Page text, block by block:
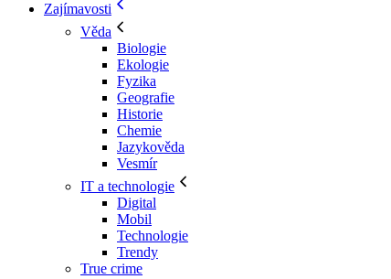
Zajímavosti
Věda
Biologie
Ekologie
Fyzika
Geografie
Historie
Chemie
Jazykověda
Vesmír
IT a technologie
Digital
Mobil
Technologie
Trendy
True crime